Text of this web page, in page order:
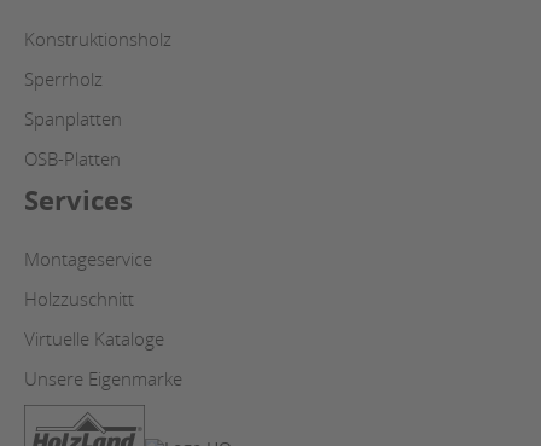
Konstruktionsholz
Sperrholz
Spanplatten
OSB-Platten
Services
Montageservice
Holzzuschnitt
Virtuelle Kataloge
Unsere Eigenmarke